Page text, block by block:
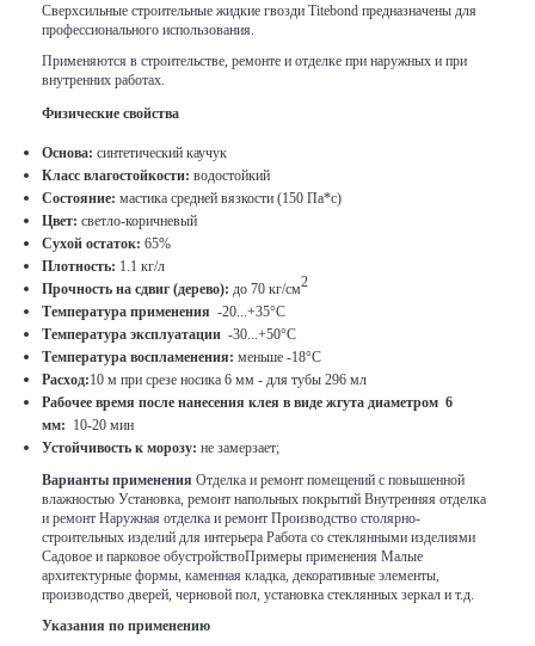
Сверхсильные строительные жидкие гвозди Titebond предназначены для
профессионального использования.
Применяются в строительстве, ремонте и отделке при наружных и при
внутренних работах.
Физические свойства
Основа: синтетический каучук
Класс влагостойкости: водостойкий
Состояние: мастика средней вязкости (150 Па*с)
Цвет: светло-коричневый
Сухой остаток: 65%
Плотность: 1.1 кг/л
Прочность на сдвиг (дерево): до 70 кг/см2
Температура применения -20...+35°С
Температура эксплуатации -30...+50°С
Температура воспламенения: меньше -18°C
Расход:10 м при срезе носика 6 мм - для тубы 296 мл
Рабочее время после нанесения клея в виде жгута диаметром 6
мм: 10-20 мин
Устойчивость к морозу: не замерзает;
Варианты применения Отделка и ремонт помещений с повышенной
влажностью Установка, ремонт напольных покрытий Внутренняя отделка
и ремонт Наружная отделка и ремонт Производство столярно-
строительных изделий для интерьера Работа со стеклянными изделиями
Садовое и парковое обустройствоПримеры применения Малые
архитектурные формы, каменная кладка, декоративные элементы,
производство дверей, черновой пол, установка стеклянных зеркал и т.д.
Указания по применению